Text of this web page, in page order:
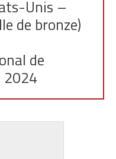
Unis –
de bronze)
de
2024